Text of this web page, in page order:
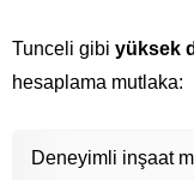
Tunceli gibi yüksek
hesaplama mutlaka:
Deneyimli inşaat